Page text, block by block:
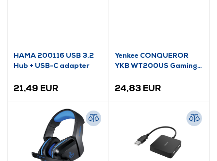
HAMA 200116 USB 3.2
Hub + USB-C adapter
21,49 EUR
Yenkee CONQUEROR
YKB WT200US Gaming
24,83 EUR